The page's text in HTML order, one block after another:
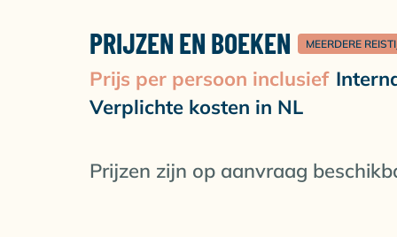
PRIJZEN EN BOEKEN MEERDERE
Prijs per persoon inclusief
Verplichte kosten in NL
Prijzen zijn op aanvraag